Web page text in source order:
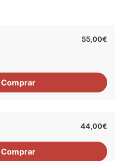
55,00€
Comprar
44,00€
Comprar